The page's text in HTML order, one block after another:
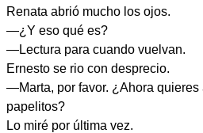
Renata abrió mucho los ojos.
—¿Y eso qué es?
—Lectura para cuando vuelvan.
Ernesto se rio con desprecio.
—Marta, por favor. ¿Ahora quieres
papelitos?
Lo miré por última vez.